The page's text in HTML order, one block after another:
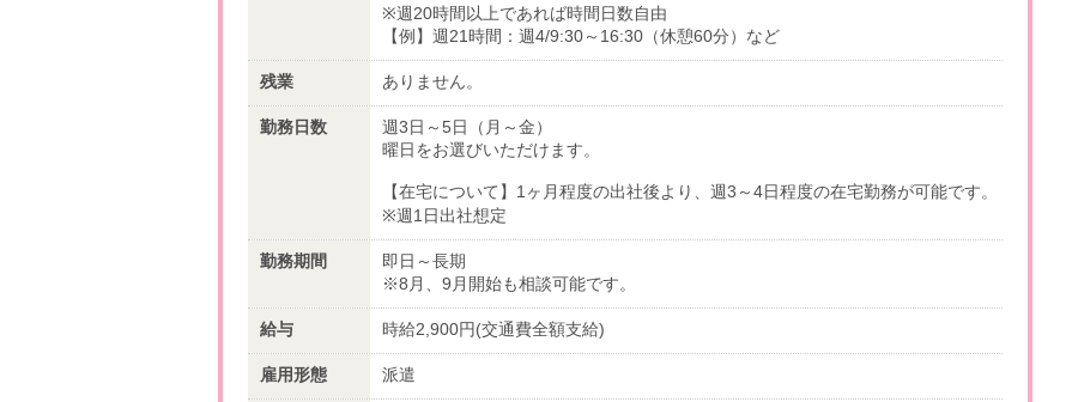
※週20時間以上であれば時間日数自由
【例】週21時間：週4/9:30～16:30（休憩60分）など
残業 ありません。
勤務日数
週3日～5日（月～金）
曜日をお選びいただけます。
【在宅について】1ヶ月程度の出社後より、週3～4日程度の在宅勤務が可能です。
※週1日出社想定
勤務期間
即日～長期
※8月、9月開始も相談可能です。
給与 時給2,900円(交通費全額支給)
雇用形態 派遣